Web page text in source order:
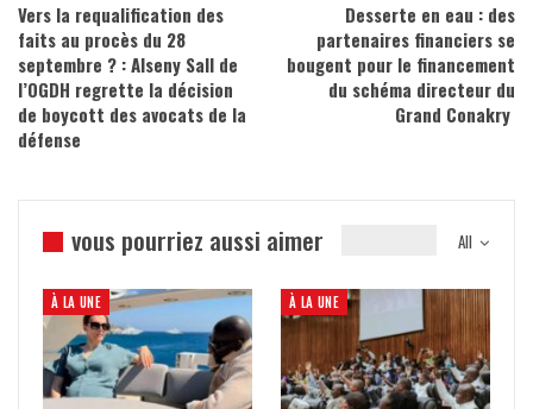
Vers la requalification des
faits au procès du 28
septembre ? : Alseny Sall de
l’OGDH regrette la décision
de boycott des avocats de la
défense
Desserte en eau : des
partenaires financiers se
bougent pour le financement
du schéma directeur du
Grand Conakry
All
vous pourriez aussi aimer
À LA UNE À LA UNE